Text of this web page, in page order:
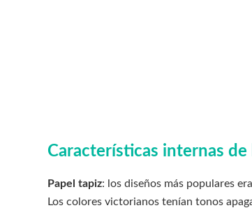
Características internas de
Papel tapiz: los diseños más populares
Los colores victorianos tenían tonos